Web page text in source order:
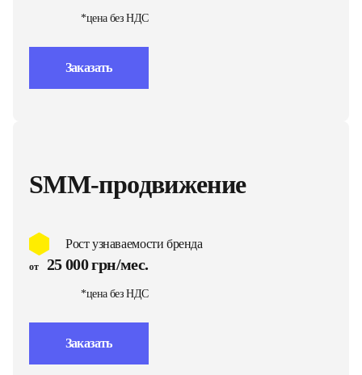
*цена без НДС
Заказать
SMM-продвижение
Рост узнаваемости бренда
от 25 000 грн/мес.
*цена без НДС
Заказать